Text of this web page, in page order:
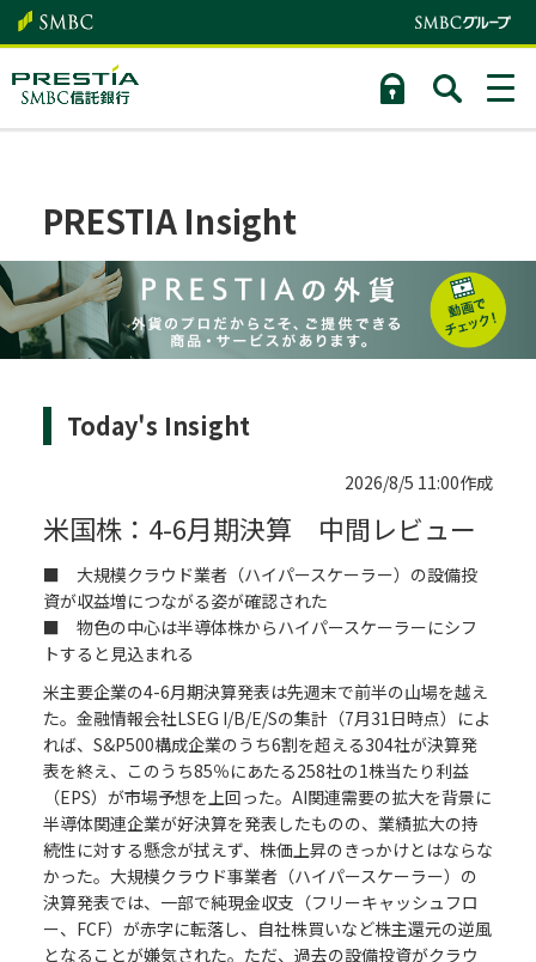
PRESTIA Insight
Today's Insight
2026/8/5 11:00作成
米国株：4-6月期決算 中間レビュー
■ 大規模クラウド業者（ハイパースケーラー）の設備投
資が収益増につながる姿が確認された
■ 物色の中心は半導体株からハイパースケーラーにシフ
トすると見込まれる
米主要企業の4-6月期決算発表は先週末で前半の山場を越え
た。金融情報会社LSEG I/B/E/Sの集計（7月31日時点）によ
れば、S&P500構成企業のうち6割を超える304社が決算発
表を終え、このうち85％にあたる258社の1株当たり利益
（EPS）が市場予想を上回った。AI関連需要の拡大を背景に
半導体関連企業が好決算を発表したものの、業績拡大の持
続性に対する懸念が拭えず、株価上昇のきっかけとはならな
かった。大規模クラウド事業者（ハイパースケーラー）の
決算発表では、一部で純現金収支（フリーキャッシュフロ
ー、FCF）が赤字に転落し、自社株買いなど株主還元の逆風
となることが嫌気された。ただ、過去の設備投資がクラウ